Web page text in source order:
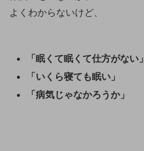
よくわからないけど、
「眠くて眠くて仕方がない」
「いくら寝ても眠い」
「病気じゃなかろうか」